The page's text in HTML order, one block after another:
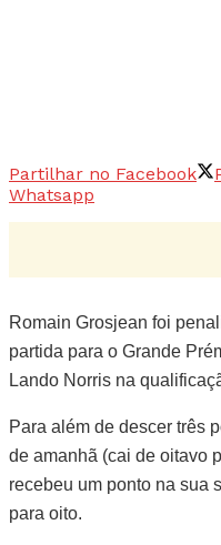
Partilhar no Facebook
Whatsapp
Romain Grosjean foi
partida para o Grande
Lando Norris na
Para além de descer três
de amanhã (cai de oitavo
recebeu um ponto na sua
para oito.